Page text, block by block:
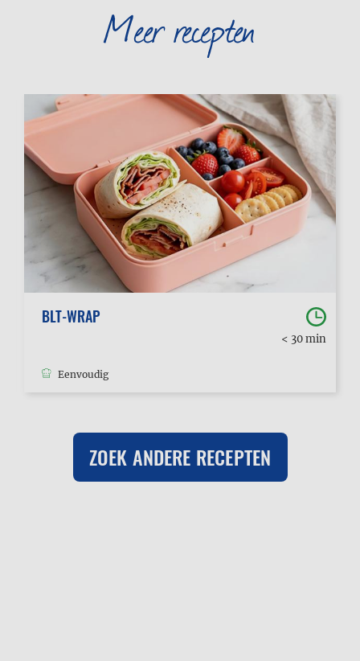
Meer recepten
BLT-WRAP
< 30 min
Eenvoudig
ZOEK ANDERE RECEPTEN